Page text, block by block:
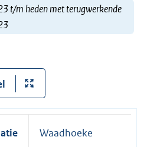
t/m heden met terugwerkende
Waadhoeke